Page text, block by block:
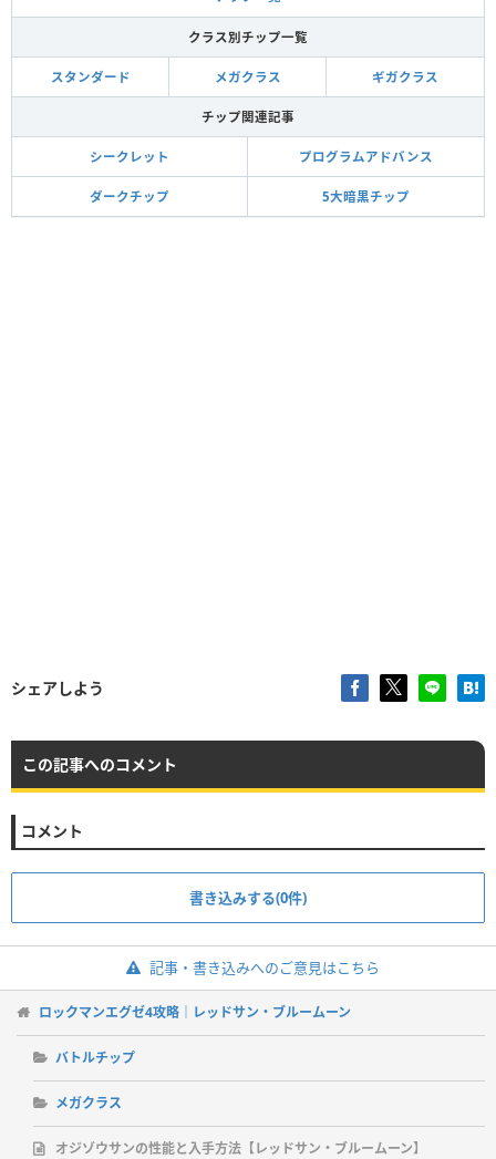
クラス別チップ一覧
スタンダード メガクラス ギガクラス
チップ関連記事
シークレット プログラムアドバンス
ダークチップ 5大暗黒チップ
シェアしよう
この記事へのコメント
コメント
書き込みする(0件)
記事・書き込みへのご意見はこちら
ロックマンエグゼ4攻略｜レッドサン・ブルームーン
バトルチップ
メガクラス
オジゾウサンの性能と入手方法【レッドサン・ブルームーン】